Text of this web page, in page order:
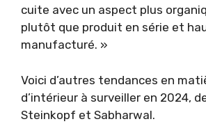
cuite avec un aspect plus
plutôt que produit en série et
manufacturé. »
Voici d’autres tendances en
d’intérieur à surveiller en 2024,
Steinkopf et Sabharwal.